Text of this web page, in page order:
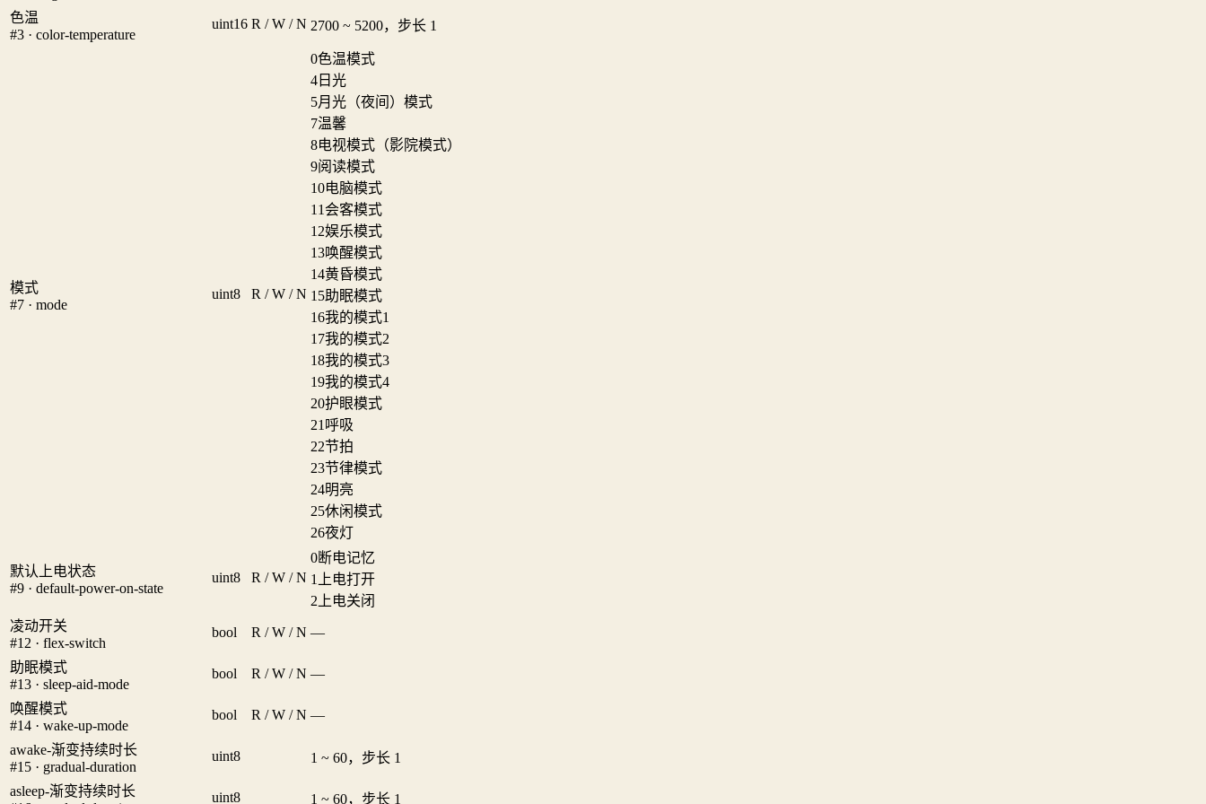
色温
#3 · color-temperature
uint16 R / W / N 2700 ~ 5200，步长 1
模式
#7 · mode
uint8 R / W / N
0色温模式
4 日光
5月光（夜间）模式
7温馨
8电视模式（影院模式）
9阅读模式
10电脑模式
11 会客模式
12娱乐模式
13唤醒模式
14黄昏模式
15助眠模式
16我的模式1
17我的模式2
18我的模式3
19我的模式4
20护眼模式
21 呼吸
22节拍
23节律模式
24明亮
25休闲模式
26夜灯
默认上电状态
#9 · default-power-on-state
uint8 R / W / N
0断电记忆
1
上电打开
2 上电关闭
凌动开关
#12 · flex-switch
bool R / W / N —
助眠模式
#13 · sleep-aid-mode
bool R / W / N —
唤醒模式
#14 · wake-up-mode
bool R / W / N —
awake-渐变持续时长
#15 · gradual-duration
uint8 1 ~ 60，步长 1
asleep-渐变持续时长
uint8 1 ~ 60，步长 1